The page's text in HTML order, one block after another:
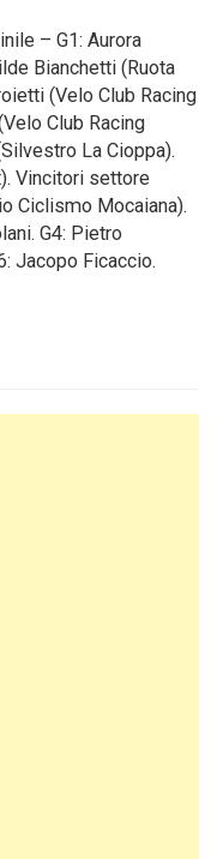
– G1: Aurora
Bianchetti (Ruota
(Velo Club Racing
Club Racing
La Cioppa).
Vincitori settore
Ciclismo Mocaiana).
G4: Pietro
Jacopo Ficaccio.